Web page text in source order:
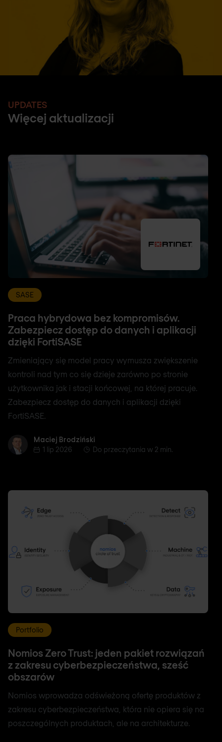
UPDATES
Więcej aktualizacji
SASE
Praca hybrydowa bez kompromisów.
Zabezpiecz dostęp do danych i aplikacji
dzięki FortiSASE
Zmieniający się model pracy wymusza zwiększenie
kontroli nad tym co się dzieje zarówno po stronie
użytkownika jak i stacji końcowej, na której pracuje.
Zabezpiecz dostęp do danych i aplikacji dzięki
FortiSASE.
Maciej Brodziński
Maciej Brodziński
1 lip 2026
Do przeczytania w 2 min.
Portfolio
Nomios Zero Trust: jeden pakiet rozwiązań
z zakresu cyberbezpieczeństwa, sześć
obszarów
Nomios wprowadza odświeżoną ofertę produktów z
zakresu cyberbezpieczeństwa, która nie opiera się na
poszczególnych produktach, ale na architekturze.